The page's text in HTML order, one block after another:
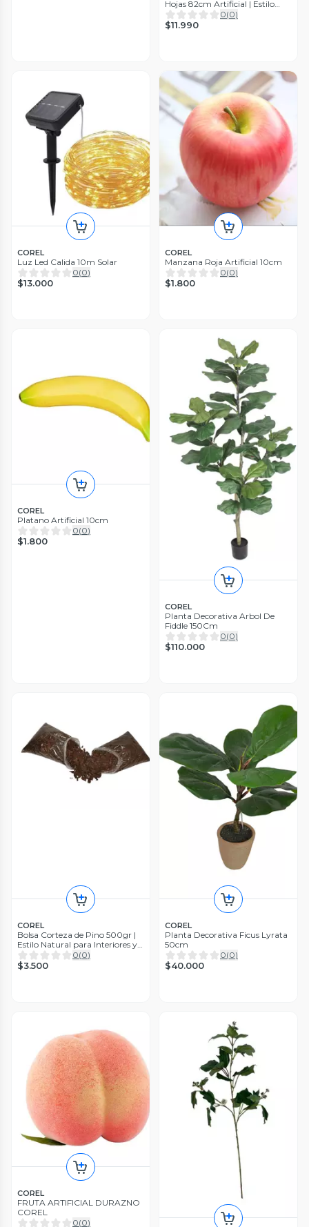
Hojas 82cm Artificial | Estilo
Natural para Interiores y
Vitrinas
0(0)
$11.990
COREL
Luz Led Calida 10m Solar
0(0)
$13.000
COREL
Manzana Roja Artificial 10cm
0(0)
$1.800
COREL
Platano Artificial 10cm
0(0)
$1.800
COREL
Planta Decorativa Arbol De
Fiddle 150Cm
0(0)
$110.000
COREL
Bolsa Corteza de Pino 500gr |
Estilo Natural para Interiores y
Vitrinas
0(0)
$3.500
COREL
Planta Decorativa Ficus Lyrata
50cm
0(0)
$40.000
COREL
FRUTA ARTIFICIAL DURAZNO
COREL
0(0)